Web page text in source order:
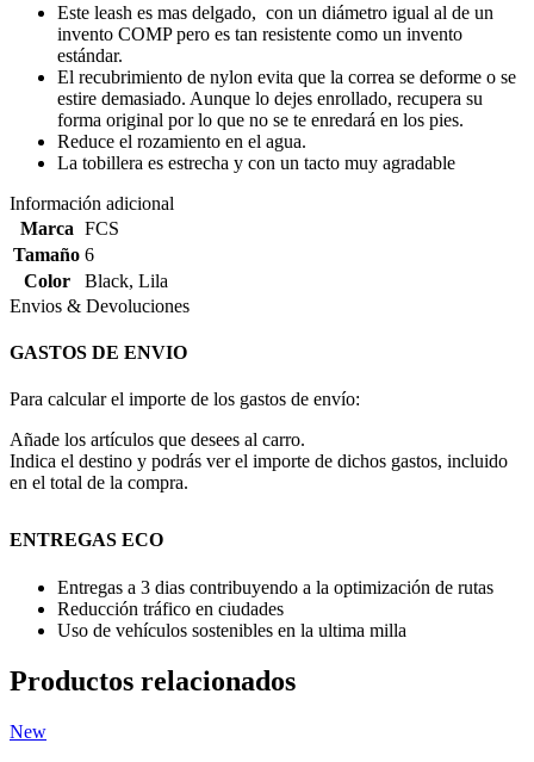
Este leash es mas delgado, con un diámetro igual al de un
invento COMP pero es tan resistente como un invento
estándar.
El recubrimiento de nylon evita que la correa se deforme o se
estire demasiado. Aunque lo dejes enrollado, recupera su
forma original por lo que no se te enredará en los pies.
Reduce el rozamiento en el agua.
La tobillera es estrecha y con un tacto muy agradable
Información adicional
Marca FCS
Tamaño 6
Color
Black, Lila
Envios & Devoluciones
GASTOS DE ENVIO
Para calcular el importe de los gastos de envío:
Añade los artículos que desees al carro.
Indica el destino y podrás ver el importe de dichos gastos, incluido
en el total de la compra.
ENTREGAS ECO
Entregas a 3 dias contribuyendo a la optimización de rutas
Reducción tráfico en ciudades
Uso de vehículos sostenibles en la ultima milla
Productos relacionados
New